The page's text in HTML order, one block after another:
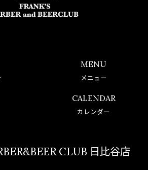
MENU
メニュー
CALENDAR
カレンダー
CLUB 日比谷店